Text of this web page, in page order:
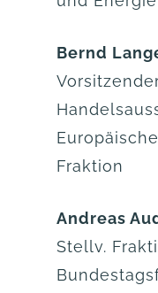
Bernd
Fraktion
Andreas
Stellv.